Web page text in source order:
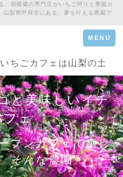
、胡蝶蘭の専門店がいちご狩りと農園カ
山梨県甲府市にある、夢を叶える農園で
Toggle
navigation
MENU
ちごカフェは山梨の土
と美味しいイチ
フェ
プンカフェで癒し
そんな農園